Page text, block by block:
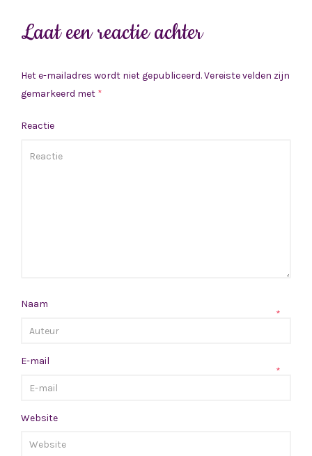
Laat een reactie achter
Het e-mailadres wordt niet gepubliceerd.Vereiste velden zijn
gemarkeerd met *
Reactie
Naam
*
E-mail
*
Website